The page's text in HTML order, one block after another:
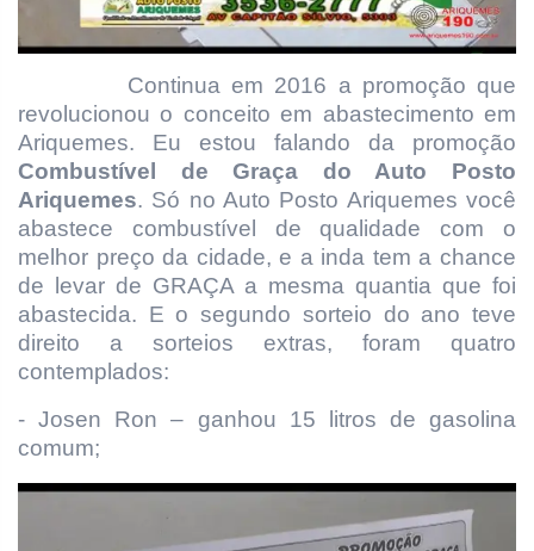
Continua em 2016 a promoção que
revolucionou o conceito em abastecimento em
Ariquemes. Eu estou falando da promoção
Combustível de Graça do Auto Posto
Ariquemes. Só no Auto Posto Ariquemes você
abastece combustível de qualidade com o
melhor preço da cidade, e a inda tem a chance
de levar de GRAÇA a mesma quantia que foi
abastecida. E o segundo sorteio do ano teve
direito a sorteios extras, foram quatro
contemplados:
- Josen Ron – ganhou 15 litros de gasolina
comum;